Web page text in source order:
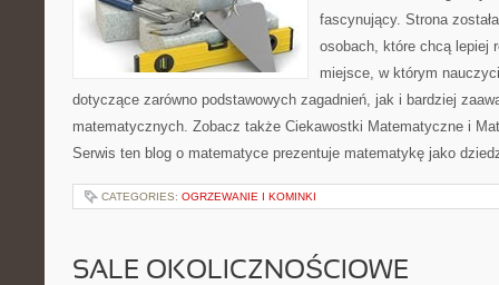
fascynujący. Strona
osobach, które chcą lepiej
miejsce, w którym
dotyczące zarówno podstawowych zagadnień, jak i bardziej
matematycznych. Zobacz także Ciekawostki Matematyczne i
Serwis ten blog o matematyce prezentuje matematykę jako
CATEGORIES: OGRZEWANIE I KOMINKI
SALE OKOLICZNOŚCIOWE